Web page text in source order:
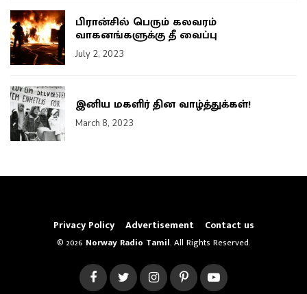
பிரான்சில் பெரும் கலவரம்
வாகனங்களுக்கு தீ வைப்பு
July 2, 2023
இனிய மகளிர் தின வாழ்த்துக்கள்!
March 8, 2023
Privacy Policy Advertisement Contact us
© 2026 Norway Radio Tamil. All Rights Reserved.